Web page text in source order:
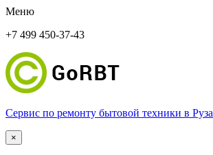
Меню
+7 499 450-37-43
Сервис по ремонту бытовой техники в Руза
×